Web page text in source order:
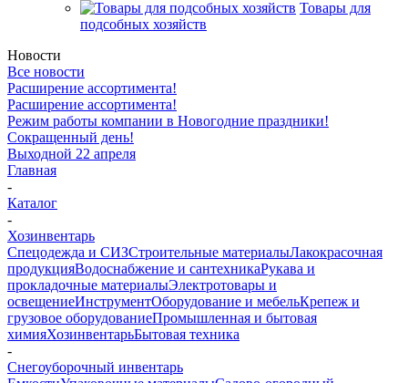
Товары для
подсобных хозяйств
Новости
Все новости
Расширение ассортимента!
Расширение ассортимента!
Режим работы компании в Новогодние праздники!
Сокращенный день!
Выходной 22 апреля
Главная
-
Каталог
-
Хозинвентарь
Спецодежда и СИЗСтроительные материалыЛакокрасочная
продукцияВодоснабжение и сантехникаРукава и
прокладочные материалыЭлектротовары и
освещениеИнструментОборудование и мебельКрепеж и
грузовое оборудованиеПромышленная и бытовая
химияХозинвентарьБытовая техника
-
Снегоуборочный инвентарь